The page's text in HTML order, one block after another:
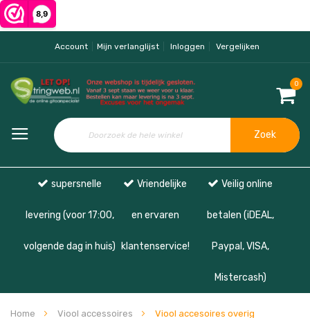
Account Mijn verlanglijst Inloggen Vergelijken
0
Zoek
supersnelle
levering (voor 17:00,
volgende dag in huis)
Vriendelijke
en ervaren
klantenservice!
Veilig online
betalen (iDEAL,
Paypal, VISA,
Mistercash)
Home Viool accessoires Viool accesoires overig